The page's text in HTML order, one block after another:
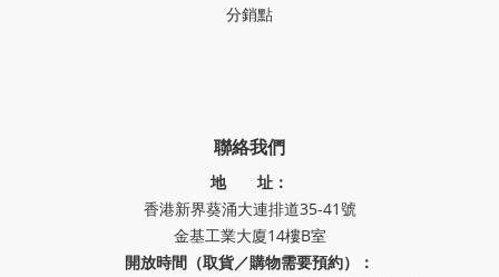
分銷點
聯絡我們
地 址：
香港新界葵涌大連排道35-41號
金基工業大廈14樓B室
開放時間（取貨／購物需要預約）：